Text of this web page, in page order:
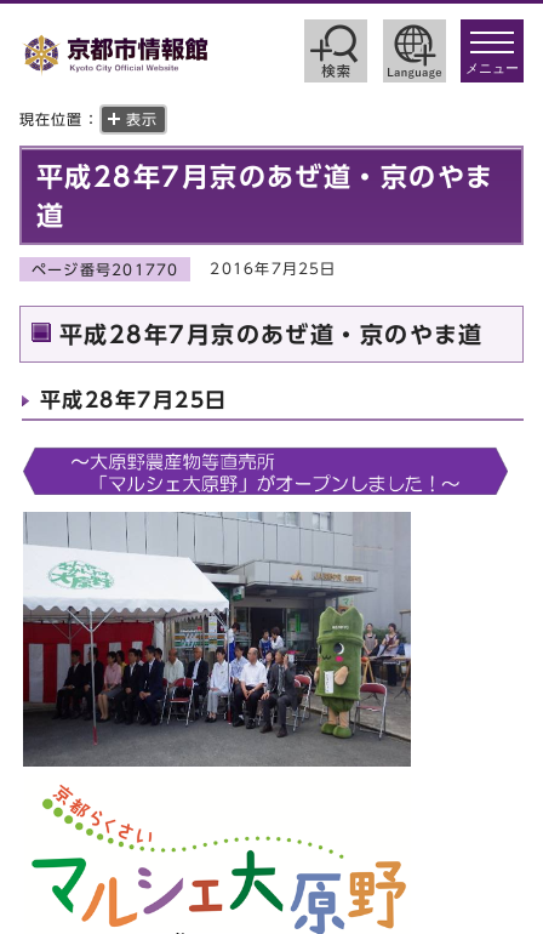
toggle
メニュー
現在位置： 表示
平成28年7月京のあぜ道・京のやま
道
ページ番号201770 2016年7月25日
平成28年7月京のあぜ道・京のやま道
平成28年7月25日